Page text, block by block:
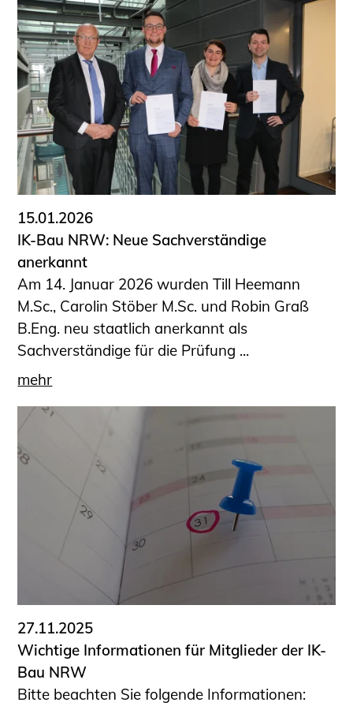
15.01.2026
IK-Bau NRW: Neue Sachverständige
anerkannt
Am 14. Januar 2026 wurden Till Heemann
M.Sc., Carolin Stöber M.Sc. und Robin Graß
B.Eng. neu staatlich anerkannt als
Sachverständige für die Prüfung ...
mehr
27.11.2025
Wichtige Informationen für Mitglieder der IK-
Bau NRW
Bitte beachten Sie folgende Informationen: